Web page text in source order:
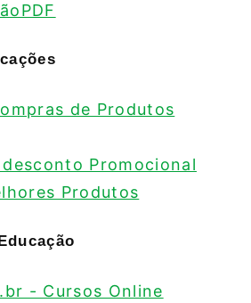
de Produtos
Promocional
Produtos
- Cursos Online